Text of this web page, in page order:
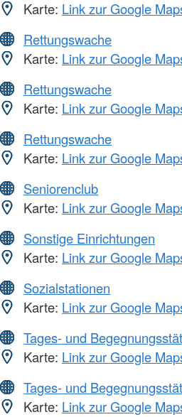
Karte: Link zur Google
Rettungswache
Karte: Link zur Google
Rettungswache
Karte: Link zur Google
Rettungswache
Karte: Link zur Google
Seniorenclub
Karte: Link zur Google
Sonstige Einrichtungen
Karte: Link zur Google
Sozialstationen
Karte: Link zur Google
Tages- und
Karte: Link zur Google
Tages- und
Karte: Link zur Google